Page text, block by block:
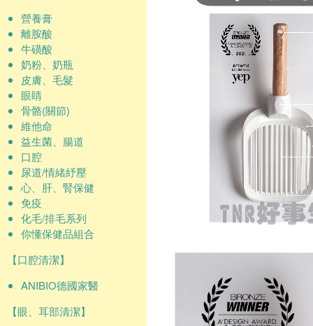
營養膏
離胺酸
牛磺酸
奶粉、奶瓶
皮膚、毛髮
眼睛
骨骼(關節)
維他命
益生菌、腸道
口腔
尿道/情緒紓壓
心、肝、腎保健
免疫
化毛/排毛系列
你懂保健品組合
【口腔清潔】
ANIBIO德國家醫
【眼、耳部清潔】